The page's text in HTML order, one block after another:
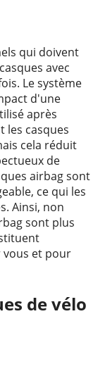
qui doivent
avec
Le système
d'une
après
les casques
cela réduit
de
airbag sont
ce qui les
Ainsi, non
sont plus
vous et pour
de vélo